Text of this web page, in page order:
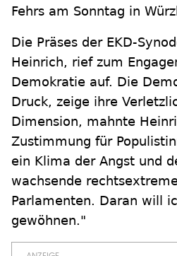
Fehrs am Sonntag in
Die Präses der EKD-
Heinrich, rief zum
Demokratie auf. Die
Druck, zeige ihre
Dimension, mahnte
Zustimmung für
ein Klima der Angst und
wachsende
Parlamenten. Daran will
gewöhnen."